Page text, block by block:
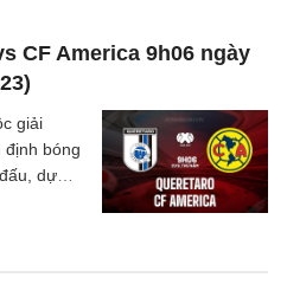
CF America 9h06 ngày
giải
định bóng
dự
đội.